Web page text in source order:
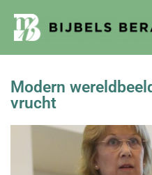
Modern
vrucht